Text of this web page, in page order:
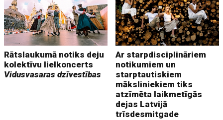
Rātslaukumā notiks deju
kolektīvu lielkoncerts
Vidusvasaras dzīvestības
Ar starpdisciplināriem
notikumiem un
starptautiskiem
māksliniekiem tiks
atzīmēta laikmetīgās
dejas Latvijā
trīsdesmitgade